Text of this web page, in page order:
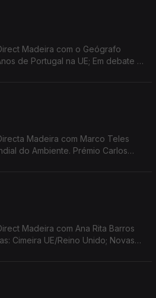
Madeira com o Geógrafo
de Portugal na UE; Em debate as
Madeira com Marco Teles
do Ambiente. Prémio Carlos
Madeira com Ana Rita Barros
Cimeira UE/Reino Unido; Novas